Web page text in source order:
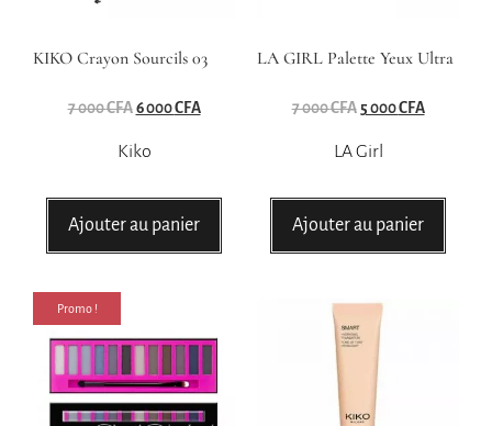
KIKO Crayon Sourcils 03
7 000CFA 6 000CFA
Kiko
Ajouter au panier
LA GIRL Palette Yeux Ultra
7 000CFA 5 000CFA
LA Girl
Ajouter au panier
Promo !